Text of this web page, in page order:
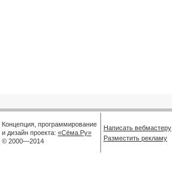
Концепция, программирование
и дизайн проекта: «Сёма.Ру»
© 2000—2014
Написать вебмастеру
Разместить рекламу